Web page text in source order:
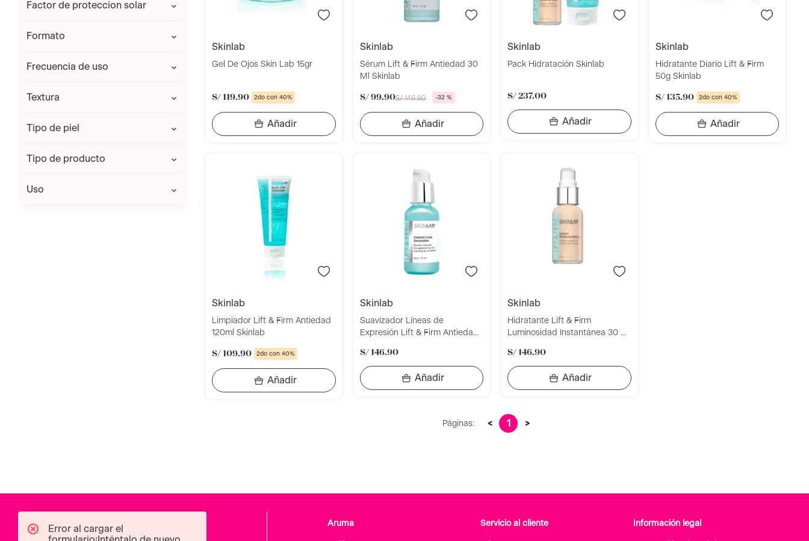
Cremas de Día
Serums y ampollas
Hidratación
factor de proteccion solar
formato
frecuencia de uso
textura
Fluido
Líquida
tipo de piel
tipo de producto
uso
skinlab
Gel De Ojos Skin Lab 15gr
S/ 119.90 2do con 40%
skinlab
Sérum Lift & Firm Antiedad 30
Ml Skinlab
S/ 99.90S/ 146.90 -32 %
skinlab
Pack Hidratación Skinlab
S/ 237.00
skinlab
Hidratante Diario Lift & Firm
50g Skinlab
S/ 135.90 2do con 40%
skinlab
Limpiador Lift & Firm Antiedad
120ml Skinlab
S/ 109.90 2do con 40%
skinlab
Suavizador Líneas de
Expresión Lift & Firm Antiedad
S/ 146.90
skinlab
Hidratante Lift & Firm
Luminosidad Instantánea 30 Ml
S/ 146.90
Páginas: < 1 >
Error al cargar el
Aruma Servicio al cliente Información legal